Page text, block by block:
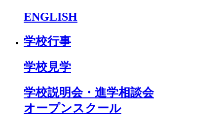
ENGLISH
学校行事
学校見学
学校説明会・進学相談会
オープンスクール